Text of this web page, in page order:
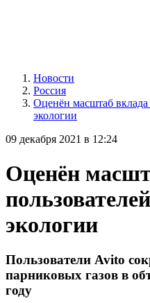
Новости
Россия
Оценён масштаб
экологии
09 декабря 2021 в 12:24
Оценён
экологии
Пользователи Avito
парниковых газов в
году